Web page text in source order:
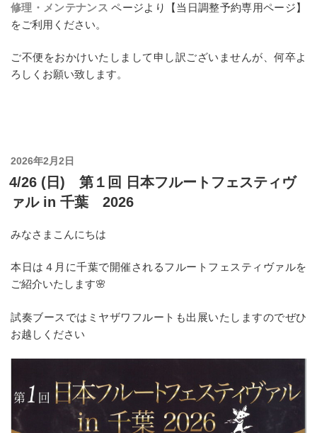
修理・メンテナンス ページより【当日調整予約専用ページ】
をご利用ください。
ご不便をおかけいたしまして申し訳ございませんが、何卒よ
ろしくお願い致します。
投
稿
2026年2月2日
4/26 (日) 第１回 日本フルートフェスティヴ
ァル in 千葉 2026
みなさまこんにちは
本日は４月に千葉で開催されるフルートフェスティヴァルを
ご紹介いたします🌸
試奏ブースではミヤザワフルートも出展いたしますのでぜひ
お越しください